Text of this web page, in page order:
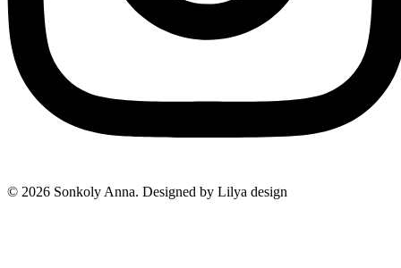
© 2026 Sonkoly Anna. Designed by Lilya design